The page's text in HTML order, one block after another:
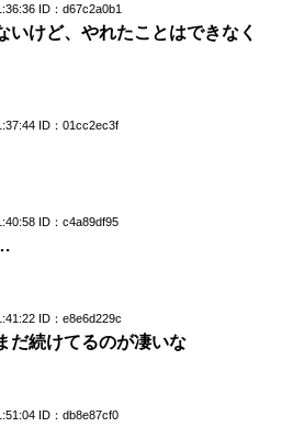
ID：d67c2a0b1
いけど、やれたことはできなく
ID：01cc2ec3f
ID：c4a89df95
ID：e8e6d229c
だ続けてるのが凄いな
ID：db8e87cf0